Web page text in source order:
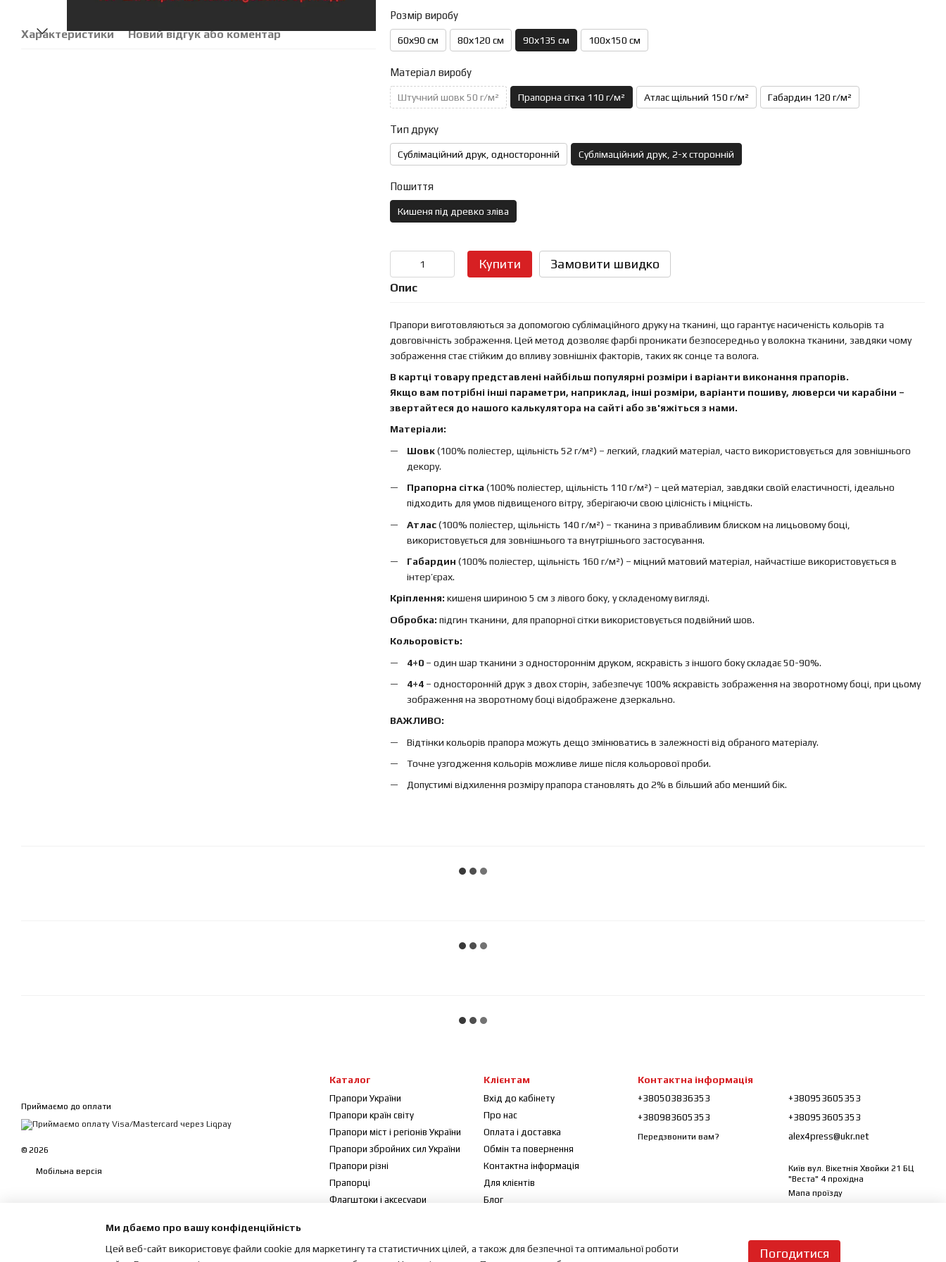
Характеристики Новий відгук або коментар
Розмір виробу
60х90 см 80х120 см 90х135 см 100х150 см
Матеріал виробу
Штучний шовк 50 г/м² Прапорна сітка 110 г/м² Атлас щільний 150 г/м² Габардин 120 г/м²
Тип друку
Сублімаційний друк, односторонній Сублімаційний друк, 2-х сторонній
Пошиття
Кишеня під древко зліва
Купити Замовити швидко
Опис
Прапори виготовляються за допомогою сублімаційного друку на тканині, що гарантує насиченість кольорів та
довговічність зображення. Цей метод дозволяє фарбі проникати безпосередньо у волокна тканини, завдяки чому
зображення стає стійким до впливу зовнішніх факторів, таких як сонце та волога.
В картці товару представлені найбільш популярні розміри і варіанти виконання прапорів.
Якщо вам потрібні інші параметри, наприклад, інші розміри, варіанти пошиву, люверси чи карабіни –
звертайтеся до нашого калькулятора на сайті або зв'яжіться з нами.
Матеріали:
Шовк(100% поліестер, щільність 52 г/м²) – легкий, гладкий матеріал, часто використовується для зовнішнього
декору.
Прапорна сітка (100% поліестер, щільність 110 г/м²) – цей матеріал, завдяки своїй еластичності, ідеально
підходить для умов підвищеного вітру, зберігаючи свою цілісність і міцність.
Атлас(100% поліестер, щільність 140 г/м²) – тканина з привабливим блиском на лицьовому боці,
використовується для зовнішнього та внутрішнього застосування.
Габардин (100% поліестер, щільність 160 г/м²) – міцний матовий матеріал, найчастіше використовується в
інтер’єрах.
Кріплення: кишеня шириною 5 см з лівого боку, у складеному вигляді.
Обробка: підгин тканини, для прапорної сітки використовується подвійний шов.
Кольоровість:
4+0– один шар тканини з одностороннім друком, яскравість з іншого боку складає 50-90%.
4+4– односторонній друк з двох сторін, забезпечує 100% яскравість зображення на зворотному боці, при цьому
зображення на зворотному боці відображене дзеркально.
ВАЖЛИВО:
Відтінки кольорів прапора можуть дещо змінюватись в залежності від обраного матеріалу.
Точне узгодження кольорів можливе лише після кольорової проби.
Допустимі відхилення розміру прапора становлять до 2% в більший або менший бік.
Приймаємо до оплати
© 2026
Мобільна версія
Каталог
Прапори України
Прапори країн світу
Прапори міст і регіонів України
Прапори збройних сил України
Прапори різні
Прапорці
Флагштоки і аксесуари
Клієнтам
Вхід до кабінету
Про нас
Оплата і доставка
Обмін та повернення
Контактна інформація
Для клієнтів
Блог
Мапа сайту
Контактна інформація
+380503836353
+380983605353
Передзвонити вам?
+380953605353
+380953605353
alex4press@ukr.net
Київ вул. Вікетнія Хвойки 21 БЦ
"Веста" 4 прохідна
Мапа проїзду
Ми дбаємо про вашу конфіденційність
Цей веб-сайт використовує файли cookie для маркетингу та статистичних цілей, а також для безпечної та оптимальної роботи
Погодитися